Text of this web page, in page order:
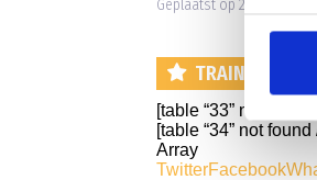
Geplaatst op 29 april 2020
TRAININGEN
[table “33” not found /]
[table “34” not found
Array
TwitterFacebook